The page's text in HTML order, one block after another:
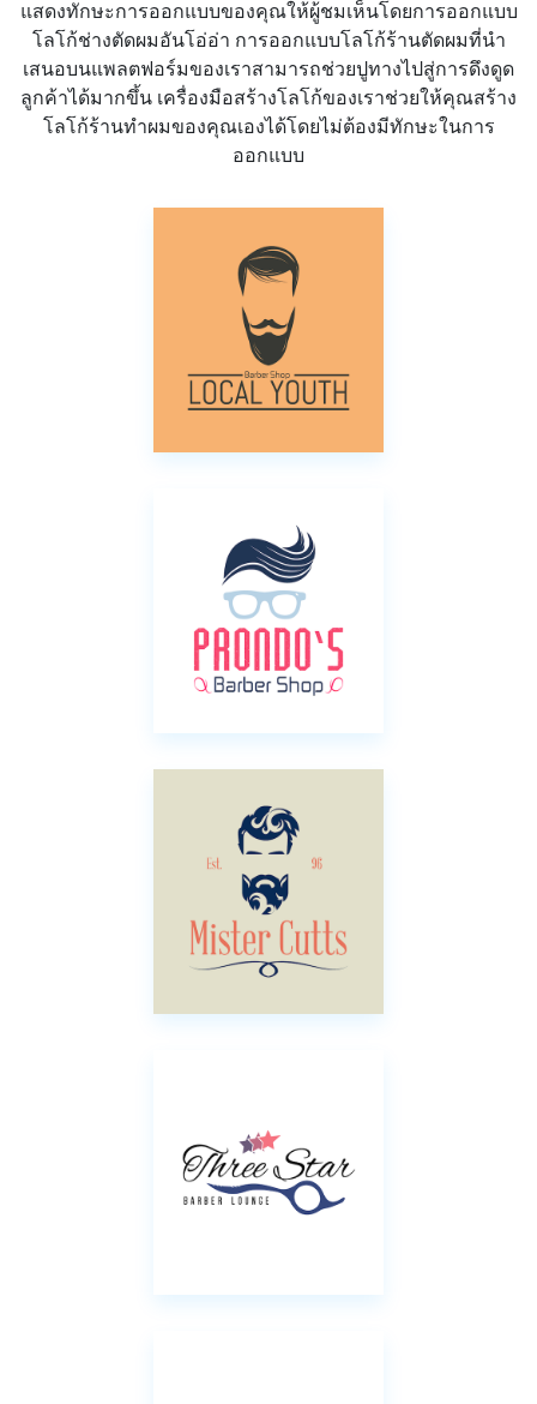
แสดงทักษะการออกแบบของคุณให้ผู้ชมเห็นโดยการออกแบบ
โลโก้ช่างตัดผมอันโอ่อ่า การออกแบบโลโก้ร้านตัดผมที่นำ
เสนอบนแพลตฟอร์มของเราสามารถช่วยปูทางไปสู่การดึงดูด
ลูกค้าได้มากขึ้น เครื่องมือสร้างโลโก้ของเราช่วยให้คุณสร้าง
โลโก้ร้านทำผมของคุณเองได้โดยไม่ต้องมีทักษะในการ
ออกแบบ